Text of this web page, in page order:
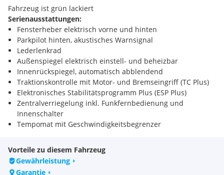
Fahrzeug ist grün lackiert
Serienausstattungen:
Fensterheber elektrisch vorne und hinten
Parkpilot hinten, akustisches Warnsignal
Lederlenkrad
Außenspiegel elektrisch einstell- und beheizbar
Innenrückspiegel, automatisch abblendend
Traktionskontrolle mit Motor- und Bremseingriff (TC Plus)
Elektronisches Stabilitätsprogramm Plus (ESP Plus)
Zentralverriegelung inkl. Funkfernbedienung und
Innenschalter
Tempomat mit Geschwindigkeitsbegrenzer
Airbagsystem: Frontairbags, Fahrer und Beifahrer, Brust-
Becken-Seitenairbags, Fahrer und Beifahrer
Servolenkung, geschwindigkeitsabhängig
Vorteile zu diesem Fahrzeug
Gewährleistung
Garantie